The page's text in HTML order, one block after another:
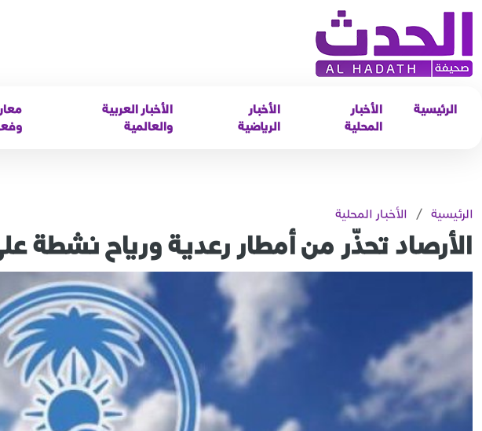
الرئيسية
الأخبار
المحلية
الأخبار
الرياضية
الأخبار العربية
والعالمية
الرئيسية / الأخبار المحلية
الأرصاد تحذّر من أمطار رعدية ورياح نشطة على 4 مناطق